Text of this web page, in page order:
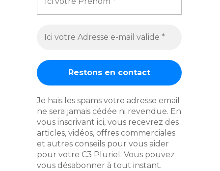
Je hais les spams votre adresse email
ne sera jamais cédée ni revendue. En
vous inscrivant ici, vous recevrez des
articles, vidéos, offres commerciales
et autres conseils pour vous aider
pour votre C3 Pluriel. Vous pouvez
vous désabonner à tout instant.